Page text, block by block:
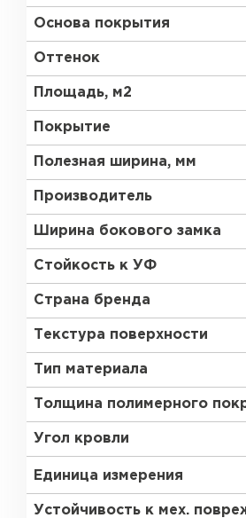
Основа покрытия
Оттенок
Площадь, м2
Покрытие
Полезная ширина, мм
Производитель
Ширина бокового замка
Стойкость к УФ
Страна бренда
Текстура поверхности
Тип материала
Толщина полимерного
Угол кровли
Единица измерения
Устойчивость к мех.